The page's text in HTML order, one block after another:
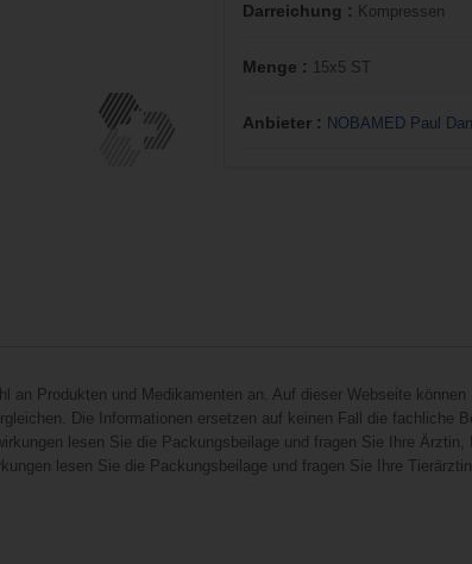
Darreichung : Kompressen
Menge : 15x5 ST
Anbieter : NOBAMED Paul
an Produkten und Medikamenten an. Auf dieser Webseite
Die Informationen ersetzen auf keinen Fall die fachliche
lesen Sie die Packungsbeilage und fragen Sie Ihre Ärztin,
lesen Sie die Packungsbeilage und fragen Sie Ihre